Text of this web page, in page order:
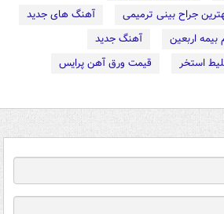
جراح بینی ترمیمی
آهنگ های جدید
بیمه اربعین
آهنگ جدید
استخر
قیمت ورق آهن پرایس